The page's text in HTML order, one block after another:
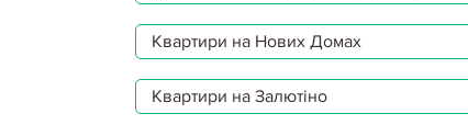
Квартири на Нових Домах
Квартири на Залютіно